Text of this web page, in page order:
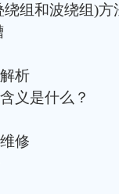
绕组和波绕组)方
析
义是什么？
修